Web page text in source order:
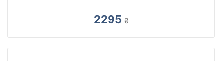
2295 ₴